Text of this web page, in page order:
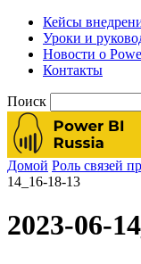
Кейсы
Уроки и
Новости о
Контакты
Поиск
Домой Роль связей
14_16-18-13
2023-06-